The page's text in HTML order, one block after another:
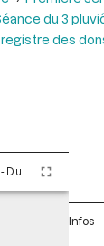
du 3
des
Infos